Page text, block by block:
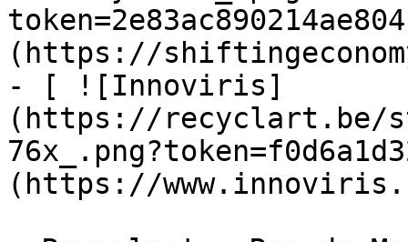
(https://
- [ ![Innoviris]
(https://recyclart.be/
(https://